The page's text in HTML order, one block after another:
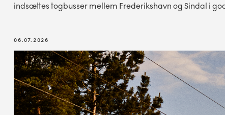
indsættes togbusser mellem Frederikshavn og Sindal i
06.07.2026